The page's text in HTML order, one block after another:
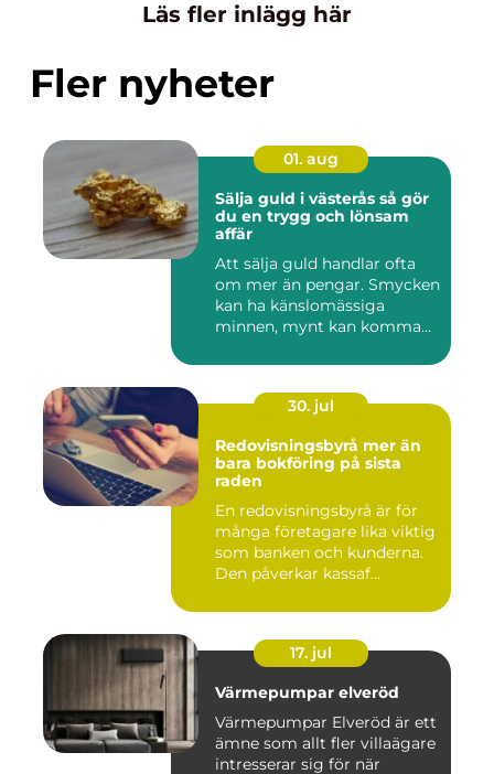
Läs fler inlägg här
Fler nyheter
01. aug
Sälja guld i västerås så gör
du en trygg och lönsam
affär
Att sälja guld handlar ofta
om mer än pengar. Smycken
kan ha känslomässiga
minnen, mynt kan komma
30. jul
Redovisningsbyrå mer än
bara bokföring på sista
raden
En redovisningsbyrå är för
många företagare lika viktig
som banken och kunderna.
Den påverkar kassaf...
17. jul
Värmepumpar elveröd
Värmepumpar Elveröd är ett
ämne som allt fler villaägare
intresserar sig för när